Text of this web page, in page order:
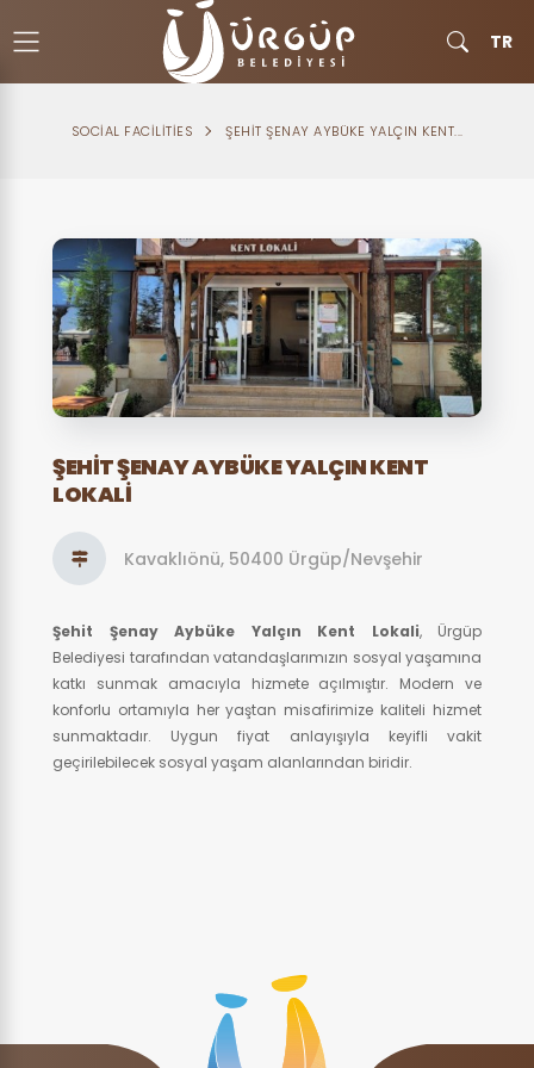
TR
SOCIAL FACILITIES ŞEHIT ŞENAY AYBÜKE YALÇIN KENT...
ŞEHIT ŞENAY AYBÜKE YALÇIN KENT
LOKALI
Kavaklıönü, 50400 Ürgüp/Nevşehir
Şehit Şenay Aybüke Yalçın Kent Lokali, Ürgüp
Belediyesi tarafından vatandaşlarımızın sosyal yaşamına
katkı sunmak amacıyla hizmete açılmıştır. Modern ve
konforlu ortamıyla her yaştan misafirimize kaliteli hizmet
sunmaktadır. Uygun fiyat anlayışıyla keyifli vakit
geçirilebilecek sosyal yaşam alanlarından biridir.